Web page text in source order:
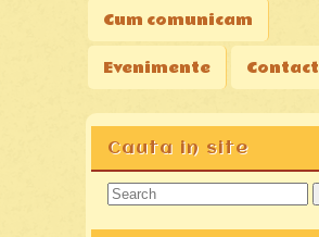
Cum comunicam
Evenimente Contact
Cauta in site
Search